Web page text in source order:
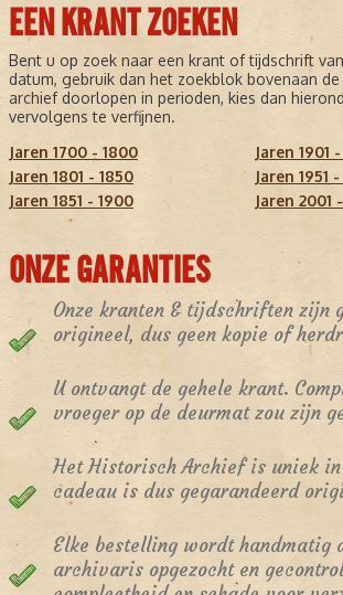
EEN KRANT ZOEKEN
Bent u op zoek naar een krant of tijdschrift
datum, gebruik dan het zoekblok bovenaan
archief doorlopen in perioden, kies dan
vervolgens te verfijnen.
Jaren 1700 - 1800
Jaren 1801 - 1850
Jaren 1851 - 1900
Jaren 1901
Jaren 1951
Jaren 2001
ONZE GARANTIES
Onze kranten & tijdschriften zijn
origineel, dus geen kopie of
U ontvangt de gehele krant.
vroeger op de deurmat zou zijn
Het Historisch Archief is uniek
cadeau is dus gegarandeerd
Elke bestelling wordt handmatig
archivaris opgezocht en